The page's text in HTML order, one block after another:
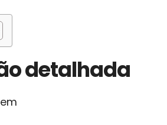
detalhada